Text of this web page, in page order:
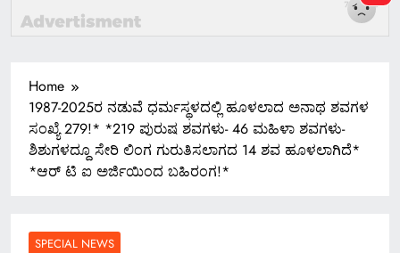
Home
1987-2025ರ ನಡುವೆ ಧರ್ಮಸ್ಥಳದಲ್ಲಿ ಹೂಳಲಾದ ಅನಾಥ ಶವಗಳ
ಸಂಖ್ಯೆ 279!* *219 ಪುರುಷ ಶವಗಳು- 46 ಮಹಿಳಾ ಶವಗಳು-
ಶಿಶುಗಳದ್ದೂ ಸೇರಿ ಲಿಂಗ ಗುರುತಿಸಲಾಗದ 14 ಶವ ಹೂಳಲಾಗಿದೆ*
*ಆರ್ ಟಿ ಐ ಅರ್ಜಿಯಿಂದ ಬಹಿರಂಗ!*
SPECIAL NEWS